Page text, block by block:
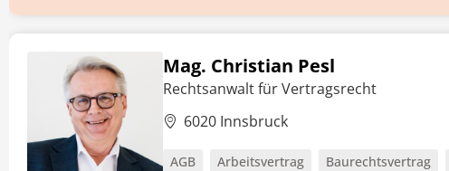
Mag. Christian Pesl
Rechtsanwalt für Vertragsrecht
6020 Innsbruck
AGB Arbeitsvertrag Baurechtsvertrag